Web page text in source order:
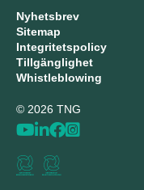
Nyhetsbrev
Sitemap
Integritetspolicy
Tillgänglighet
Whistleblowing
© 2026 TNG